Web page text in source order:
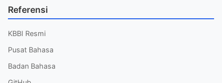
Referensi
KBBI Resmi
Pusat Bahasa
Badan Bahasa